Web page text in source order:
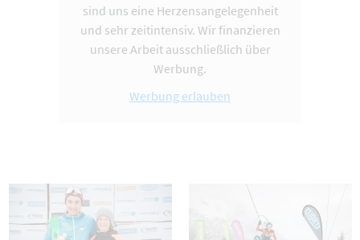
sind uns eine Herzensangelegenheit
und sehr zeitintensiv. Wir finanzieren
unsere Arbeit ausschließlich über
Werbung.
Werbung erlauben